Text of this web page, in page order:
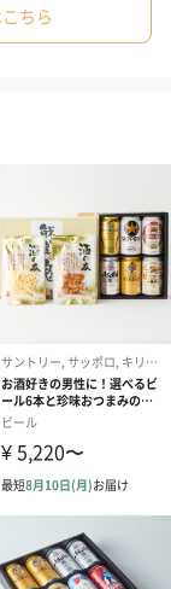
のかなココナッ
ィニッシュ
なウイスキー
トルに詰めて売
ちら